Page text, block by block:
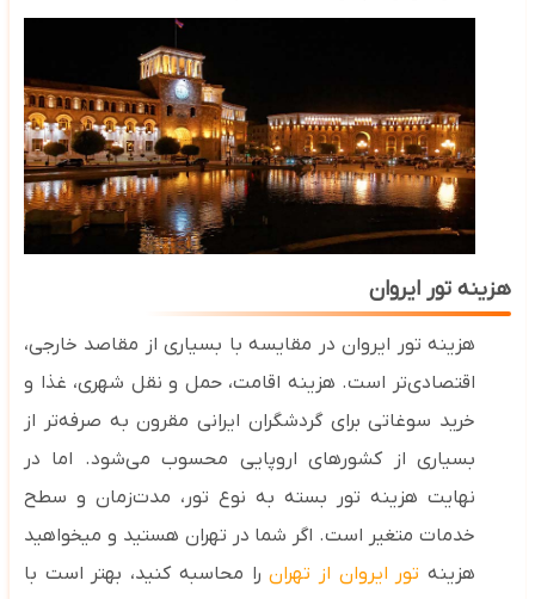
هزینه تور ایروان
هزینه تور ایروان در مقایسه با بسیاری از مقاصد خارجی،
اقتصادی‌تر است. هزینه اقامت، حمل‌ و نقل شهری، غذا و
خرید سوغاتی برای گردشگران ایرانی مقرون‌ به ‌صرفه‌تر از
بسیاری از کشورهای اروپایی محسوب می‌شود. اما در
نهایت هزینه تور بسته به نوع تور، مدت‌زمان و سطح
خدمات متغیر است. اگر شما در تهران هستید و میخواهید
هزینهتور ایروان از تهرانرا محاسبه کنید، بهتر است با